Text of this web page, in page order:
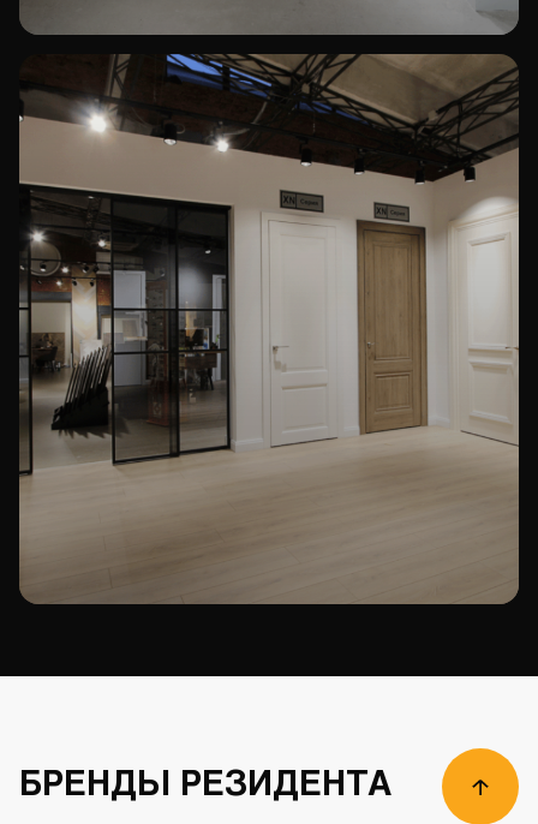
БРЕНДЫ РЕЗИДЕНТА